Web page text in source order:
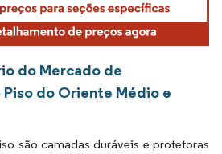
do Mercado de
do Oriente Médio e
são camadas duráveis e protetoras